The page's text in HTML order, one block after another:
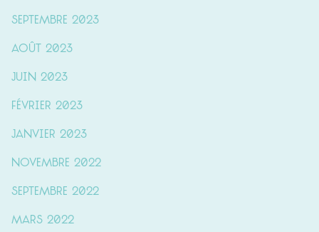
septembre 2023
août 2023
juin 2023
février 2023
janvier 2023
novembre 2022
septembre 2022
mars 2022